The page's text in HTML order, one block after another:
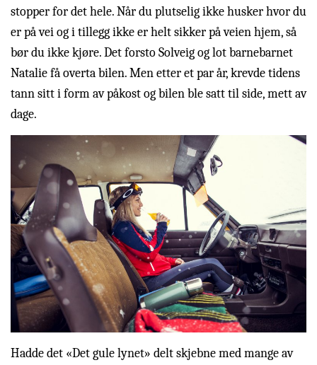
stopper for det hele. Når du plutselig ikke husker hvor du
er på vei og i tillegg ikke er helt sikker på veien hjem, så
bør du ikke kjøre. Det forsto Solveig og lot barnebarnet
Natalie få overta bilen. Men etter et par år, krevde tidens
tann sitt i form av påkost og bilen ble satt til side, mett av
dage.
Hadde det «Det gule lynet» delt skjebne med mange av